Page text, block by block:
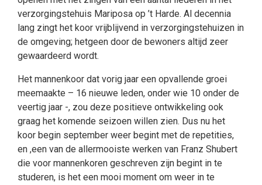
verzorgingstehuis Mariposa op ’t Harde. Al decennia
lang zingt het koor vrijblijvend in verzorgingstehuizen in
de omgeving; hetgeen door de bewoners altijd zeer
gewaardeerd wordt.
Het mannenkoor dat vorig jaar een opvallende groei
meemaakte – 16 nieuwe leden, onder wie 10 onder de
veertig jaar -, zou deze positieve ontwikkeling ook
graag het komende seizoen willen zien. Dus nu het
koor begin september weer begint met de repetities,
en ,een van de allermooiste werken van Franz Shubert
die voor mannenkoren geschreven zijn begint in te
studeren, is het een mooi moment om weer in te